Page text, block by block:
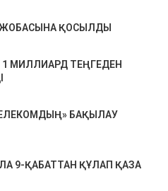
ЖОБАСЫНА ҚОСЫЛДЫ
МИЛЛИАРД ТЕҢГЕДЕН
БАҚЫЛАУ
9-ҚАБАТТАН ҚҰЛАП ҚАЗА